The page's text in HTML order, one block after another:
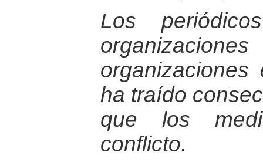
Los
ha traído
que los
conflicto.